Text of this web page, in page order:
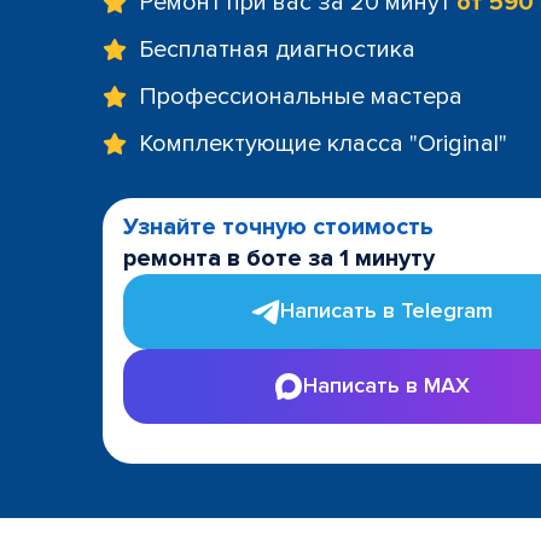
Бесплатная диагностика
Профессиональные мастера
Комплектующие класса "Original"
Узнайте точную стоимость
ремонта в боте за 1 минуту
Написать в Telegram
Написать в MAX